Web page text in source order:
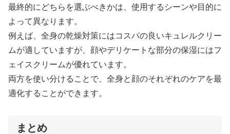
最終的にどちらを選ぶべきかは、使用するシーンや目的に
よって異なります。
例えば、全身の乾燥対策にはコスパの良いキュレルクリー
ムが適していますが、顔やデリケートな部分の保湿にはフ
ェイスクリームが優れています。
両方を使い分けることで、全身と顔のそれぞれのケアを最
適化することができます。
まとめ